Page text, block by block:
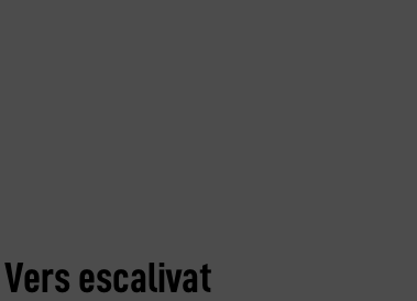
Vers escalivat